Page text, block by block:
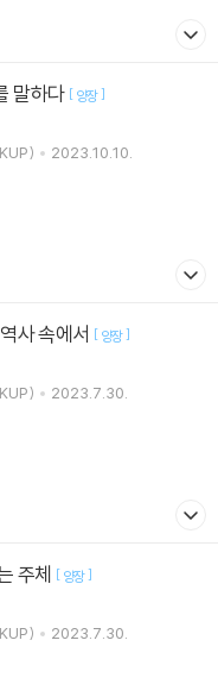
말하다 [ 양장]
2023.10.10.
사 속에서 [ 양장]
2023.7.30.
주체 [ 양장]
2023.7.30.